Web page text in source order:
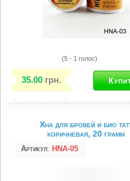
(5 - 1 голос)
35.00 грн.
Хна для бровей и био тату
Описание товара
Хна для бровей и био
коричневая, 20 грамм
Артикул: HNA-05